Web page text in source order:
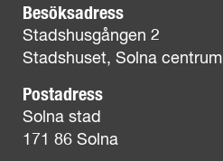
Besöksadress
Stadshusgången 2
Stadshuset, Solna centrum
Postadress
Solna stad
171 86 Solna